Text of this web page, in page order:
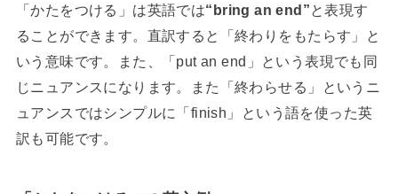
「かたをつける」は英語では“bring an end” と表現す
ることができます。直訳すると「終わりをもたらす」と
いう意味です。また、「put an end」という表現でも同
じニュアンスになります。また「終わらせる」というニ
ュアンスではシンプルに「finish」という語を使った英
訳も可能です。